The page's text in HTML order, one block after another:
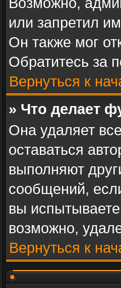
или запретил
Он также мог
Обратитесь за
Вернуться к
» Что делает
Она удаляет
оставаться
выполняют
сообщений,
вы
возможно,
Вернуться к